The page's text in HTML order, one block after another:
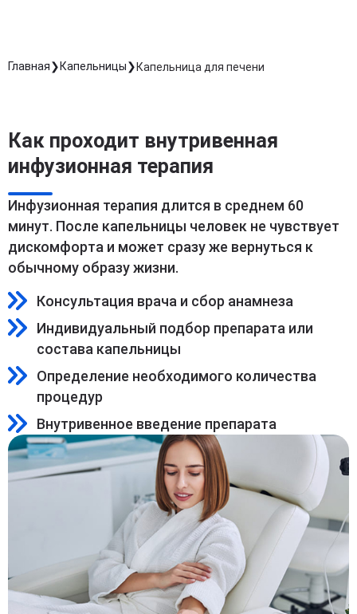
Главная Капельницы Капельница для печени
Как проходит внутривенная
инфузионная терапия
Инфузионная терапия длится в среднем 60
минут. После капельницы человек не чувствует
дискомфорта и может сразу же вернуться к
обычному образу жизни.
Консультация врача и сбор анамнеза
Индивидуальный подбор препарата или
состава капельницы
Определение необходимого количества
процедур
Внутривенное введение препарата